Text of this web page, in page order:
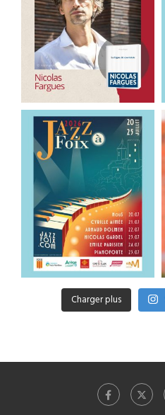
Charger plus